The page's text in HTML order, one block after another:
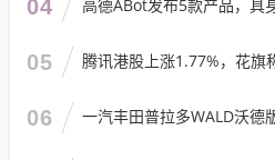
04 高德ABot发布5款产品，具
05 腾讯港股上涨1.77%，花旗
06 一汽丰田普拉多WALD沃德